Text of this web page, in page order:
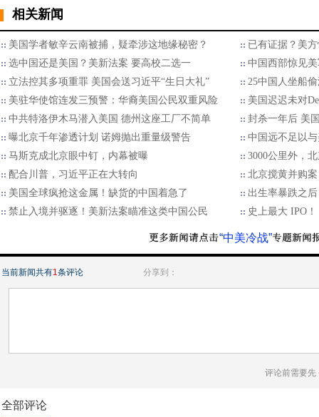
相关新闻
美国学者敏辛云南被捕，疑牵涉这地缘秘密？
已有证据？美
选中国还是美国？美新法案 要高校二选一
中国西部惊见
立法控其多项重罪 美国会送习近平“生日大礼”
25中国人坐船
美驻华使馆连发三预警：华裔美国公民双重风险
美国迟迟未对
中共特洛伊木马潜入美国 德州这座工厂不简单
封杀一年后 美
曝北京千年渗透计划 诺姆抛出重量级警告
中国远不足以
马斯克成北京眼中钉，内幕被曝
3000公里外，
配合川普，习近平正在大转向
北京搅黄并购案
美国全球疯抢这金属！缺货的中国着急了
出生率暴跌之
禁止入境并驱逐！美新法案瞄准这类中国公民
史上最大 IPO
“中美冷战”
当前新闻共有1条评论 分享到：
评论前需要先
全部评论